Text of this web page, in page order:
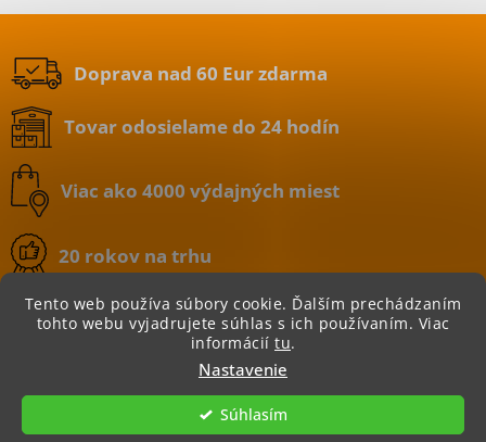
Tento web používa súbory cookie. Ďalším prechádzaním
tohto webu vyjadrujete súhlas s ich používaním. Viac
informácií tu.
Nastavenie
Súhlasím
Doprava nad 60 Eur zdarma
Tovar odosielame do 24 hodín
Viac ako 4000 výdajných miest
20 rokov na trhu
Vytvoril Shoptet |Nakódoval eshopGuru
BATERIE.sk | internetový obchod
Všetky práva vyhradené.